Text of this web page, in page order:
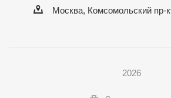
Москва, Комсомольский пр-
2026